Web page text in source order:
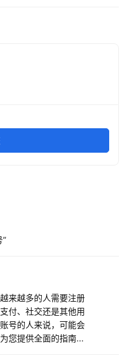
来越多的人需要注册
付、社交还是其他用
号的人来说，可能会
您提供全面的指南...